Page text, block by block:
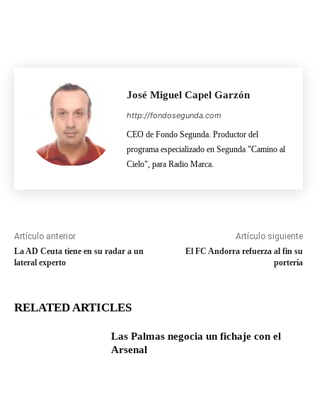
José Miguel Capel Garzón
http://fondosegunda.com
CEO de Fondo Segunda. Productor del
programa especializado en Segunda "Camino al
Cielo", para Radio Marca.
Artículo anterior
La AD Ceuta tiene en su radar a un
lateral experto
Artículo siguiente
El FC Andorra refuerza al fin su
portería
RELATED ARTICLES
Las Palmas negocia un fichaje con el
Arsenal